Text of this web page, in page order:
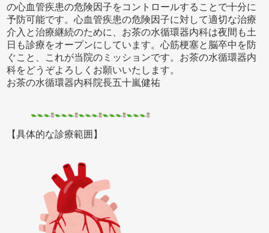
の心血管疾患の危険因子をコントロールすることで十分に
予防可能です。心血管疾患の危険因子に対して適切な治療
介入と治療継続のために、お茶の水循環器内科は夜間も土
日も診療をオープンにしています。心筋梗塞と脳卒中を防
ぐこと、これが当院のミッションです。お茶の水循環器内
科をどうぞよろしくお願いいたします。
お茶の水循環器内科院長五十嵐健祐
【具体的な診療範囲】